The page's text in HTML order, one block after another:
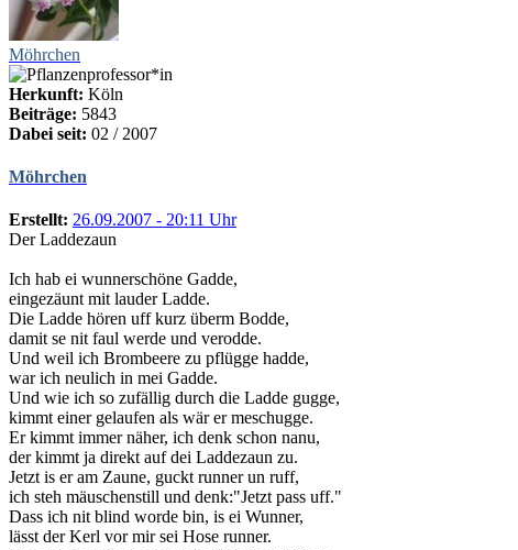
Möhrchen
Herkunft: Köln
Beiträge: 5843
Dabei seit: 02 / 2007
Möhrchen
Erstellt: 26.09.2007 - 20:11 Uhr
Der Laddezaun
Ich hab ei wunnerschöne Gadde,
eingezäunt mit lauder Ladde.
Die Ladde hören uff kurz überm Bodde,
damit se nit faul werde und verodde.
Und weil ich Brombeere zu pflügge hadde,
war ich neulich in mei Gadde.
Und wie ich so zufällig durch die Ladde gugge,
kimmt einer gelaufen als wär er meschugge.
Er kimmt immer näher, ich denk schon nanu,
der kimmt ja direkt auf dei Laddezaun zu.
Jetzt is er am Zaune, guckt runner un ruff,
ich steh mäuschenstill und denk:"Jetzt pass uff."
Dass ich nit blind worde bin, is ei Wunner,
lässt der Kerl vor mir sei Hose runner.